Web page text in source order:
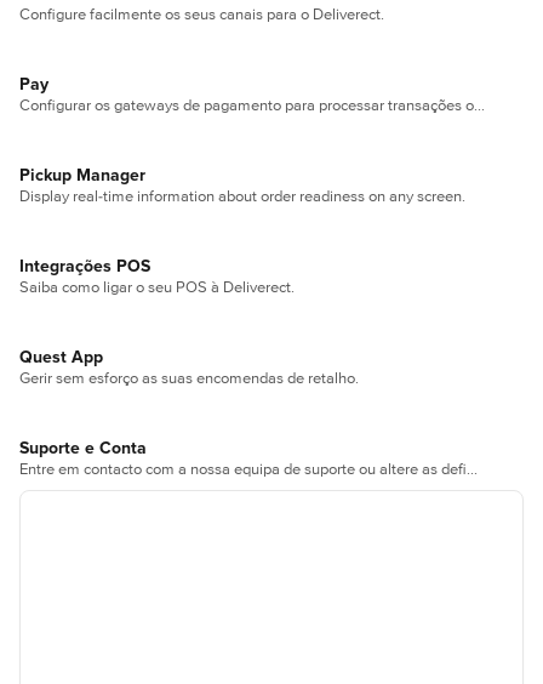
Configure facilmente os seus canais para o Deliverect.
Pay
Configurar os gateways de pagamento para processar transações online e offline
Pickup Manager
Display real-time information about order readiness on any screen.
Integrações POS
Saiba como ligar o seu POS à Deliverect.
Quest App
Gerir sem esforço as suas encomendas de retalho.
Suporte e Conta
Entre em contacto com a nossa equipa de suporte ou altere as definições de conta e faturação.